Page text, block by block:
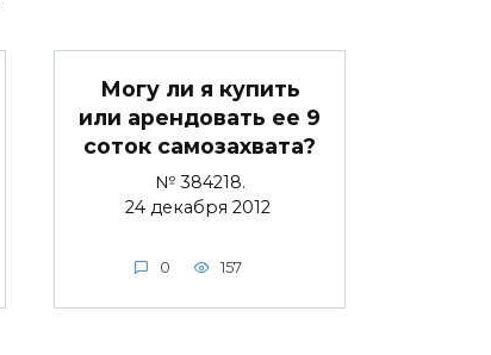
Могу ли я купить
или арендовать ее 9
соток самозахвата?
№ 384218.
24 декабря 2012
0 157